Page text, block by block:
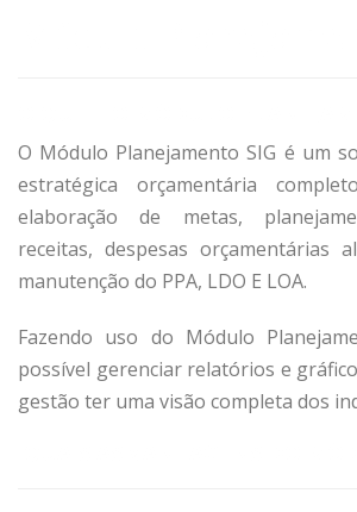
O Módulo Planejamento SIG é um
estratégica orçamentária
elaboração de metas,
receitas, despesas orçamentárias
manutenção do PPA, LDO E LOA.
Fazendo uso do Módulo
possível gerenciar relatórios e
gestão ter uma visão completa dos